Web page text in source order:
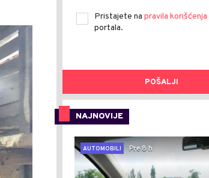
Pristajete na pravila korišćenja
portala.
POŠALJI
NAJNOVIJE
AUTOMOBILI
Pre 8 h